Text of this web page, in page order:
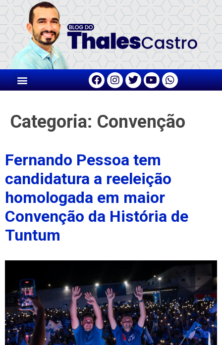
Categoria: Convenção
Fernando Pessoa tem
candidatura a reeleição
homologada em maior
Convenção da História de
Tuntum